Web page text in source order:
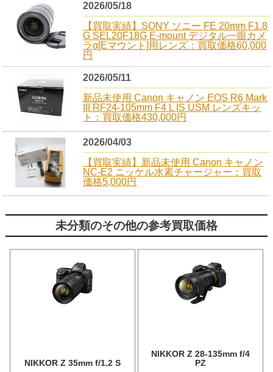
2026/05/18
【買取実績】SONY ソニー FE 20mm F1.8
G SEL20F18G E-mount デジタル一眼カメ
ラα[Eマウント]用レンズ：買取価格60,000
円
2026/05/11
新品未使用 Canon キャノン EOS R6 Mark
III RF24-105mm F4 L IS USM レンズキッ
ト：買取価格430,000円
2026/04/03
【買取実績】新品未使用 Canon キャノン
NC-E2 ニッケル水素チャージャー：買取
価格5,000円
未分類のその他の参考買取価格
NIKKOR Z 35mm f/1.2 S
NIKKOR Z 28-135mm f/4
PZ